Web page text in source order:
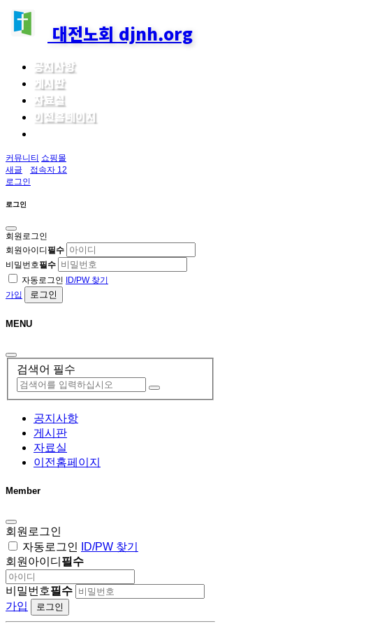
대전노회 djnh.org
공지사항
게시판
자료실
이전홈페이지
커뮤니티 쇼핑몰
새글
접속자 12
로그인
로그인
회원로그인
회원아이디 필수
비밀번호필수
자동로그인
ID/PW 찾기
가입
로그인
MENU
검색어 필수
공지사항
게시판
자료실
이전홈페이지
Member
회원로그인
자동로그인
ID/PW 찾기
회원아이디 필수
비밀번호필수
가입
로그인